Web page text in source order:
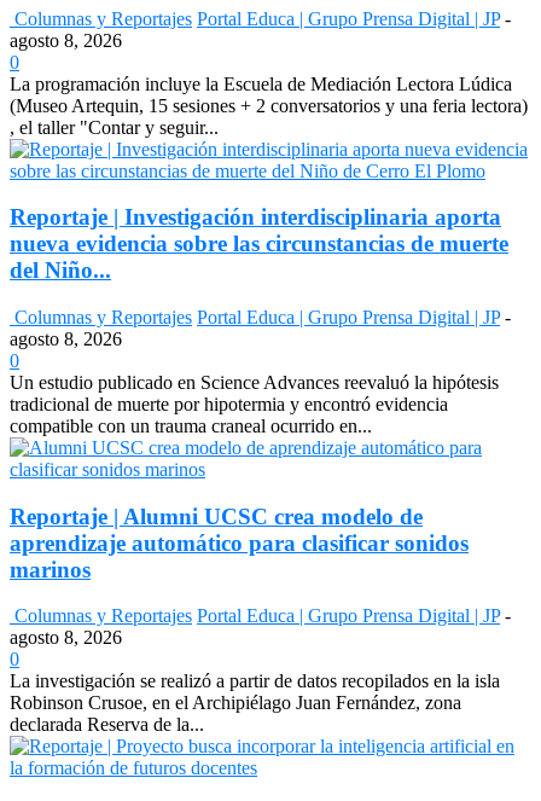
Columnas y Reportajes Portal Educa | Grupo Prensa Digital | JP -
agosto 8, 2026
0
La programación incluye la Escuela de Mediación Lectora Lúdica
(Museo Artequin, 15 sesiones + 2 conversatorios y una feria lectora)
, el taller "Contar y seguir...
Reportaje | Investigación interdisciplinaria aporta
nueva evidencia sobre las circunstancias de muerte
del Niño...
Columnas y Reportajes Portal Educa | Grupo Prensa Digital | JP -
agosto 8, 2026
0
Un estudio publicado en Science Advances reevaluó la hipótesis
tradicional de muerte por hipotermia y encontró evidencia
compatible con un trauma craneal ocurrido en...
Reportaje | Alumni UCSC crea modelo de
aprendizaje automático para clasificar sonidos
marinos
Columnas y Reportajes Portal Educa | Grupo Prensa Digital | JP -
agosto 8, 2026
0
La investigación se realizó a partir de datos recopilados en la isla
Robinson Crusoe, en el Archipiélago Juan Fernández, zona
declarada Reserva de la...